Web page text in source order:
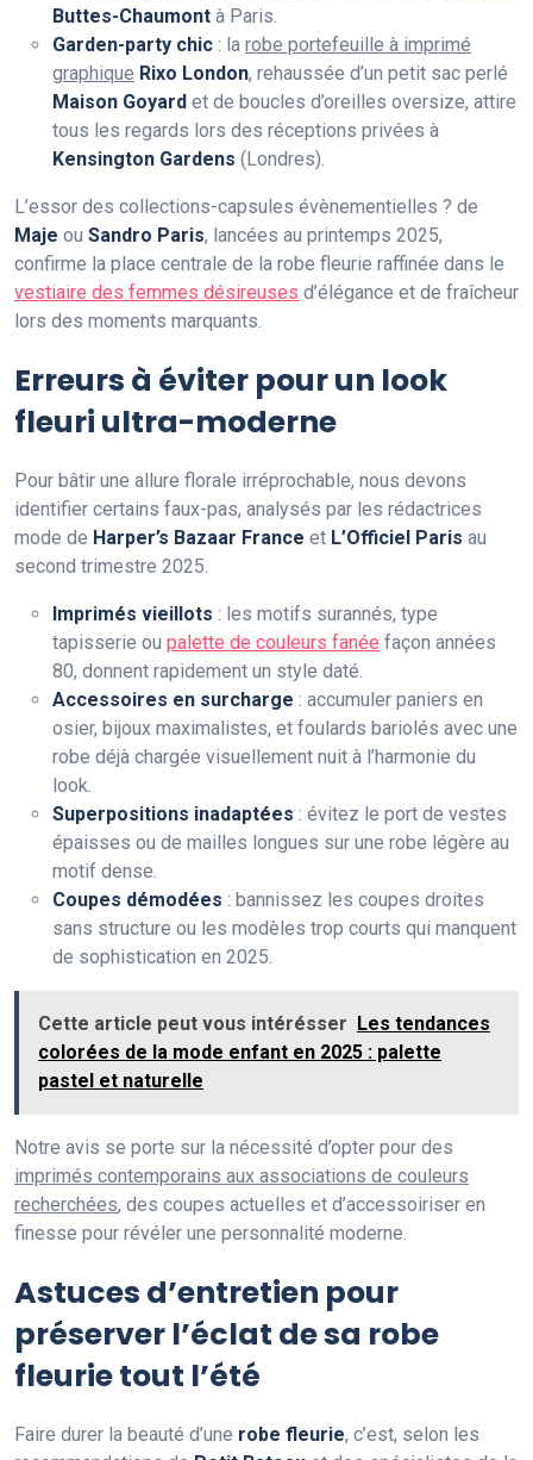
Buttes-Chaumont à Paris.
Garden-party chic : la robe portefeuille à imprimé
graphique Rixo London, rehaussée d’un petit sac perlé
Maison Goyard et de boucles d’oreilles oversize, attire
tous les regards lors des réceptions privées à
Kensington Gardens (Londres).
L’essor des collections-capsules évènementielles ? de
Maje ou Sandro Paris, lancées au printemps 2025,
confirme la place centrale de la robe fleurie raffinée dans le
vestiaire des femmes désireuses d’élégance et de fraîcheur
lors des moments marquants.
Erreurs à éviter pour un look
fleuri ultra-moderne
Pour bâtir une allure florale irréprochable, nous devons
identifier certains faux-pas, analysés par les rédactrices
mode de Harper’s Bazaar France et L’Officiel Paris au
second trimestre 2025.
Imprimés vieillots : les motifs surannés, type
tapisserie ou palette de couleurs fanée façon années
80, donnent rapidement un style daté.
Accessoires en surcharge : accumuler paniers en
osier, bijoux maximalistes, et foulards bariolés avec une
robe déjà chargée visuellement nuit à l’harmonie du
look.
Superpositions inadaptées : évitez le port de vestes
épaisses ou de mailles longues sur une robe légère au
motif dense.
Coupes démodées : bannissez les coupes droites
sans structure ou les modèles trop courts qui manquent
de sophistication en 2025.
Cette article peut vous intérésser Les tendances
colorées de la mode enfant en 2025 : palette
pastel et naturelle
Notre avis se porte sur la nécessité d’opter pour des
imprimés contemporains aux associations de couleurs
recherchées, des coupes actuelles et d’accessoiriser en
finesse pour révéler une personnalité moderne.
Astuces d’entretien pour
préserver l’éclat de sa robe
fleurie tout l’été
Faire durer la beauté d’une robe fleurie, c’est, selon les